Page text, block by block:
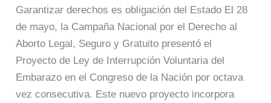
Garantizar derechos es obligación del Estado El 28
de mayo, la Campaña Nacional por el Derecho al
Aborto Legal, Seguro y Gratuito presentó el
Proyecto de Ley de Interrupción Voluntaria del
Embarazo en el Congreso de la Nación por octava
vez consecutiva. Este nuevo proyecto incorpora
Estado